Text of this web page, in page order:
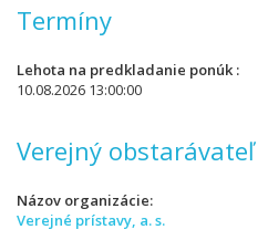
Termíny
Lehota na predkladanie ponúk
10.08.2026 13:00:00
Verejný obstarávateľ
Názov organizácie
Verejné prístavy, a. s.